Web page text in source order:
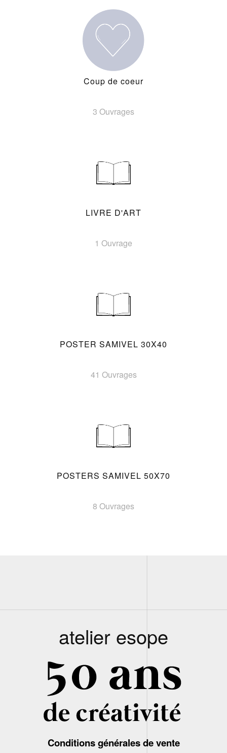
Coup de coeur
3 Ouvrages
LIVRE D'ART
1 Ouvrage
POSTER SAMIVEL 30X40
41 Ouvrages
POSTERS SAMIVEL 50X70
8 Ouvrages
atelier esope
Conditions générales de vente